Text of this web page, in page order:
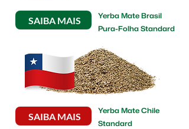
Yerba Mate Brasil
Pura-Folha Standard
Yerba Mate Chile
Standard
SAIBA MAIS
SAIBA MAIS